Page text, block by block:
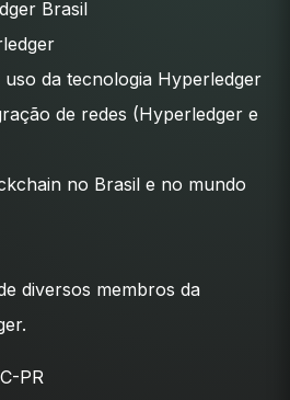
Brasil
uso da tecnologia Hyperledger
de redes (Hyperledger e
no Brasil e no mundo
diversos membros da
PR